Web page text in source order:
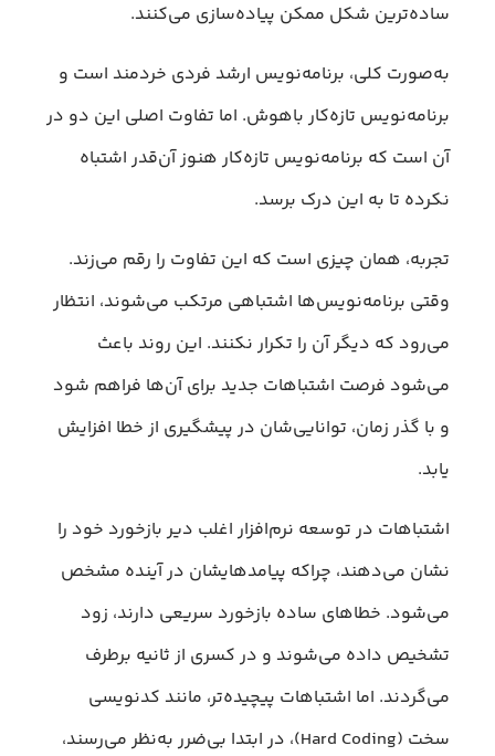
ساده‌ترین شکل ممکن پیاده‌سازی می‌کنند.
به‌صورت کلی، برنامه‌نویس ارشد فردی خردمند است و
برنامه‌نویس تازه‌کار باهوش. اما تفاوت اصلی این دو در
آن است که برنامه‌نویس تازه‌کار هنوز آن‌قدر اشتباه
نکرده تا به این درک برسد.
تجربه، همان چیزی است که این تفاوت را رقم می‌زند.
وقتی برنامه‌نویس‌ها اشتباهی مرتکب می‌شوند، انتظار
می‌رود که دیگر آن را تکرار نکنند. این روند باعث
می‌شود فرصت اشتباهات جدید برای آن‌ها فراهم شود
و با گذر زمان، توانایی‌شان در پیشگیری از خطا افزایش
یابد.
اشتباهات در توسعه نرم‌افزار اغلب دیر بازخورد خود را
نشان می‌دهند، چراکه پیامدهایشان در آینده مشخص
می‌شود. خطاهای ساده بازخورد سریعی دارند، زود
تشخیص داده می‌شوند و در کسری از ثانیه برطرف
می‌گردند. اما اشتباهات پیچیده‌تر، مانند کدنویسی
سخت (Hard Coding)، در ابتدا بی‌ضرر به‌نظر می‌رسند،